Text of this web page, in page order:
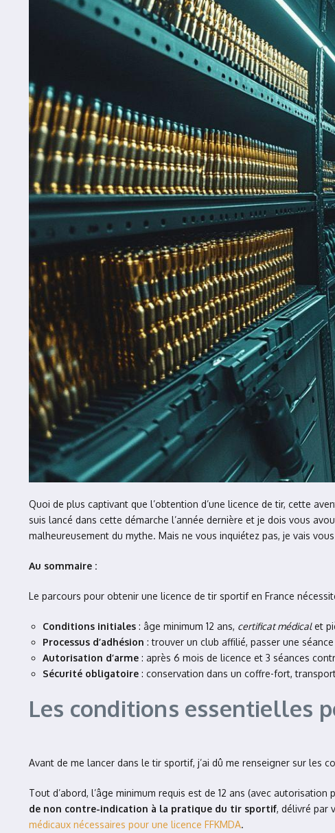
Quoi de plus captivant que l’obtention d’une licence de tir, cette
suis lancé dans cette démarche l’année dernière et je dois vous
malheureusement du mythe. Mais ne vous inquiétez pas, je vais
Au sommaire :
Le parcours pour obtenir une licence de tir sportif en France
Conditions initiales : âge minimum 12 ans, certificat médicalet
Processus d’adhésion : trouver un club affilié, passer une
Autorisation d’arme : après 6 mois de licence et 3 séances
Sécurité obligatoire : conservation dans un coffre-fort,
Les conditions essentielles
Avant de me lancer dans le tir sportif, j’ai dû me renseigner sur les
Tout d’abord, l’âge minimum requis est de 12 ans (avec
de non contre-indication à la pratique du tir sportif, délivré par
médicaux nécessaires pour une licence FFKMDA.